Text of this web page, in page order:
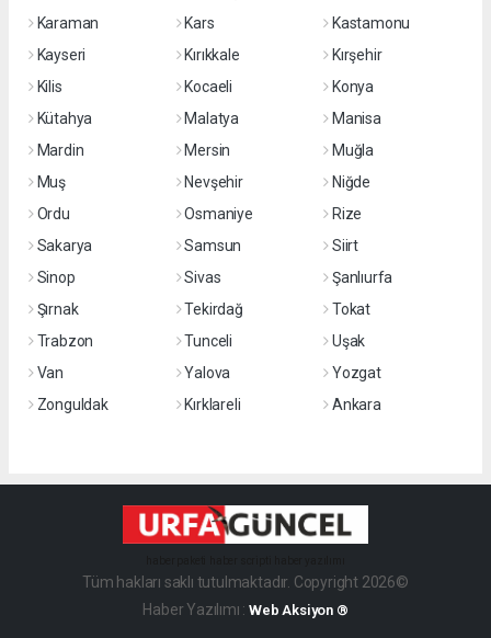
Karaman
Kars
Kastamonu
Kayseri
Kırıkkale
Kırşehir
Kilis
Kocaeli
Konya
Kütahya
Malatya
Manisa
Mardin
Mersin
Muğla
Muş
Nevşehir
Niğde
Ordu
Osmaniye
Rize
Sakarya
Samsun
Siirt
Sinop
Sivas
Şanlıurfa
Şırnak
Tekirdağ
Tokat
Trabzon
Tunceli
Uşak
Van
Yalova
Yozgat
Zonguldak
Kırklareli Ankara
Tüm hakları saklı tutulmaktadır. Copyright 2026©
Haber Yazılımı :Web Aksiyon ®